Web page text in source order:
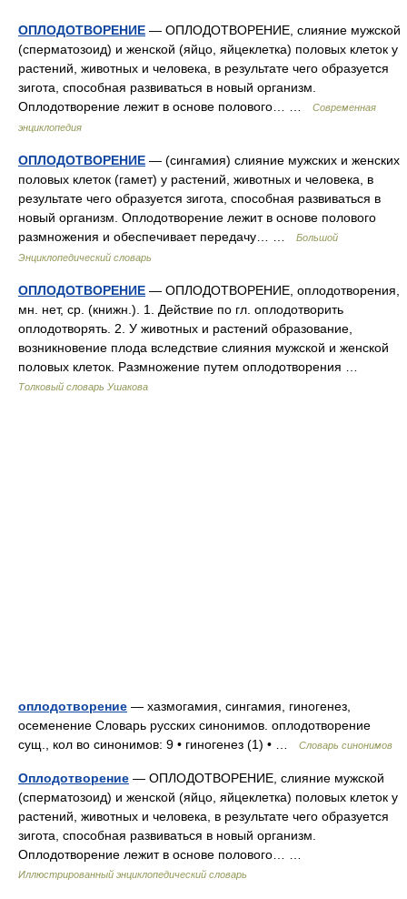
ОПЛОДОТВОРЕНИЕ — ОПЛОДОТВОРЕНИЕ, слияние мужской
(сперматозоид) и женской (яйцо, яйцеклетка) половых клеток у
растений, животных и человека, в результате чего образуется
зигота, способная развиваться в новый организм.
Оплодотворение лежит в основе полового… …
Современная
энциклопедия
ОПЛОДОТВОРЕНИЕ — (сингамия) слияние мужских и женских
половых клеток (гамет) у растений, животных и человека, в
результате чего образуется зигота, способная развиваться в
новый организм. Оплодотворение лежит в основе полового
размножения и обеспечивает передачу… …
Большой
Энциклопедический словарь
ОПЛОДОТВОРЕНИЕ — ОПЛОДОТВОРЕНИЕ, оплодотворения,
мн. нет, ср. (книжн.). 1. Действие по гл. оплодотворить
оплодотворять. 2. У животных и растений образование,
возникновение плода вследствие слияния мужской и женской
половых клеток. Размножение путем оплодотворения …
Толковый словарь Ушакова
оплодотворение — хазмогамия, сингамия, гиногенез,
осеменение Словарь русских синонимов. оплодотворение
сущ., кол во синонимов: 9 • гиногенез (1) • …
Словарь синонимов
Оплодотворение — ОПЛОДОТВОРЕНИЕ, слияние мужской
(сперматозоид) и женской (яйцо, яйцеклетка) половых клеток у
растений, животных и человека, в результате чего образуется
зигота, способная развиваться в новый организм.
Оплодотворение лежит в основе полового… …
Иллюстрированный энциклопедический словарь